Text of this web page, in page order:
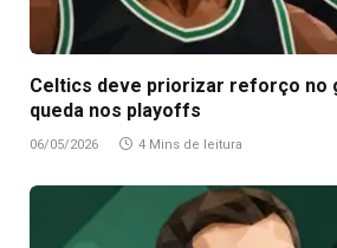
Celtics deve priorizar reforço no
queda nos playoffs
06/05/2026 4 Mins de leitura